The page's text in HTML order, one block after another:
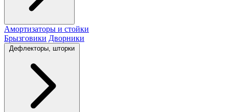
Амортизаторы и стойки
Брызговики Дворники
Дефлекторы, шторки